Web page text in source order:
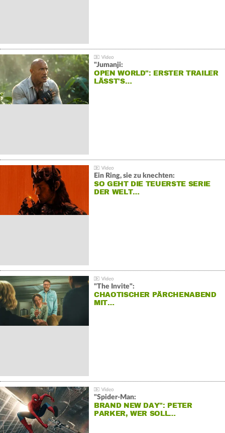
"Jumanji:
OPEN WORLD": ERSTER TRAILER
LÄSST'S…
Ein Ring, sie zu knechten:
SO GEHT DIE TEUERSTE SERIE
DER WELT…
"The Invite":
CHAOTISCHER PÄRCHENABEND
MIT…
"Spider-Man:
BRAND NEW DAY": PETER
PARKER, WER SOLL…